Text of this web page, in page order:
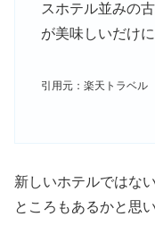
スホテル並みの
が美味しいだけ
引用元：楽天トラベル
新しいホテルではな
ところもあるかと思い